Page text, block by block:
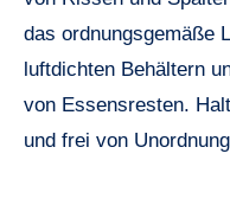
das ordnungsgemäße
luftdichten Behältern
von Essensresten.
und frei von